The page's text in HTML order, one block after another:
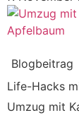
Blogbeitrag
Life-Hacks
Umzug mit